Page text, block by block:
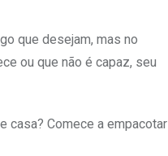
que desejam, mas no
ou que não é capaz, seu
casa? Comece a empacotar